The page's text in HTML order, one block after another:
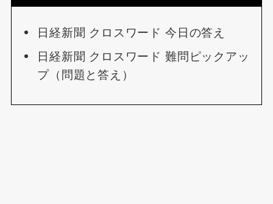
日経新聞 クロスワード 今日の答え
日経新聞 クロスワード 難問ピックアッ
プ（問題と答え）